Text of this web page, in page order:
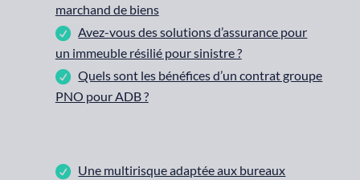
marchand de biens
Avez-vous des solutions d’assurance pour
un immeuble résilié pour sinistre ?
Quels sont les bénéfices d’un contrat groupe
PNO pour ADB ?
Une multirisque adaptée aux bureaux